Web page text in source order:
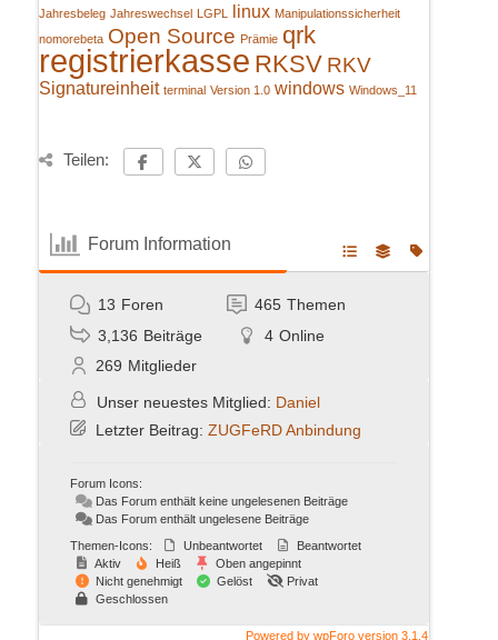
Jahresbeleg Jahreswechsel LGPL linux Manipulationssicherheit
nomorebeta Open Source Prämie qrk
registrierkasse RKSV RKV
Signatureinheit terminal Version 1.0 windows Windows_11
Teilen:
Forum Information
13 Foren 465 Themen
3,136 Beiträge 4 Online
269 Mitglieder
Unser neuestes Mitglied: Daniel
Letzter Beitrag: ZUGFeRD Anbindung
Forum Icons:
Das Forum enthält keine ungelesenen Beiträge
Das Forum enthält ungelesene Beiträge
Themen-Icons:
Unbeantwortet
Beantwortet
Aktiv
Heiß
Oben angepinnt
Nicht genehmigt
Gelöst
Privat
Geschlossen
Powered by wpForo version 3.1.4